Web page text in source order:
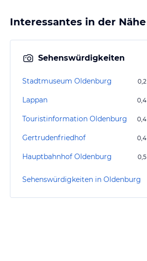
Interessantes in der Nähe
Sehenswürdigkeiten
Stadtmuseum Oldenburg 0,2
Lappan 0,4
Touristinformation Oldenburg 0,4
Gertrudenfriedhof 0,4
Hauptbahnhof Oldenburg 0,5
Sehenswürdigkeiten in Oldenburg